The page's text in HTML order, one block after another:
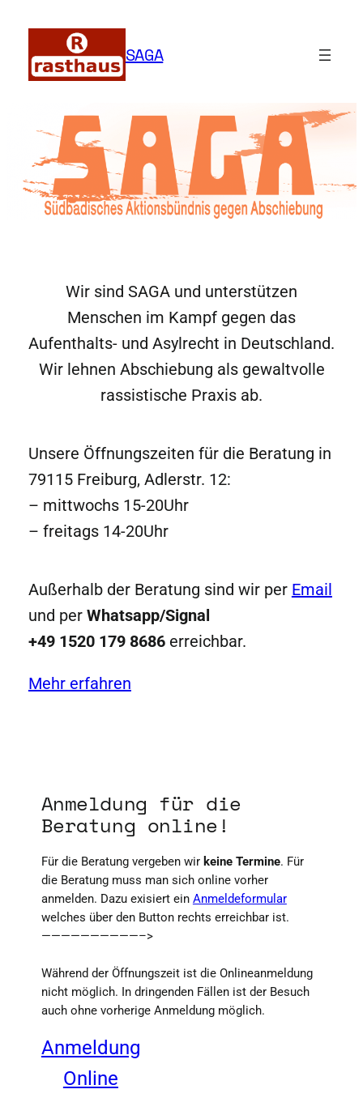
SAGA
Wir sind SAGA und unterstützen
Menschen im Kampf gegen das
Aufenthalts- und Asylrecht in Deutschland.
Wir lehnen Abschiebung als gewaltvolle
rassistische Praxis ab.
Unsere Öffnungszeiten für die Beratung in
79115 Freiburg, Adlerstr. 12:
– mittwochs 15-20Uhr
– freitags 14-20Uhr
Außerhalb der Beratung sind wir per Email
und per Whatsapp/Signal
+49 1520 179 8686erreichbar.
Mehr erfahren
Anmeldung für die
Beratung online!
Für die Beratung vergeben wir keine Termine. Für
die Beratung muss man sich online vorher
anmelden. Dazu exisiert ein Anmeldeformular
welches über den Button rechts erreichbar ist.
——————————–>
Während der Öffnungszeit ist die Onlineanmeldung
nicht möglich. In dringenden Fällen ist der Besuch
auch ohne vorherige Anmeldung möglich.
Anmeldung
Online